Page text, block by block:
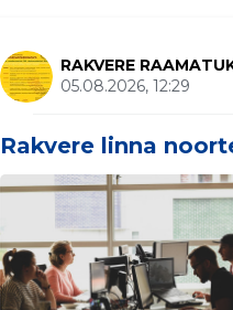
RAKVERE
05.08.2026, 12:29
Rakvere linna